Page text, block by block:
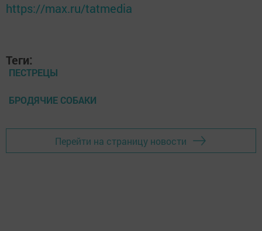
https://max.ru/tatmedia
Теги:
ПЕСТРЕЦЫ
БРОДЯЧИЕ СОБАКИ
Перейти на страницу новости